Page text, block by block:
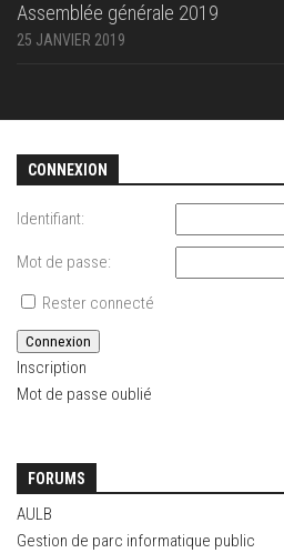
Assemblée générale 2019
25 JANVIER 2019
CONNEXION
Identifiant:
Mot de passe:
Rester connecté
Connexion
Inscription
Mot de passe oublié
FORUMS
AULB
Gestion de parc informatique public